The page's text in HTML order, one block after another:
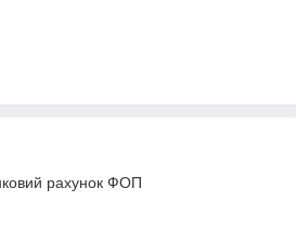
рахунок ФОП